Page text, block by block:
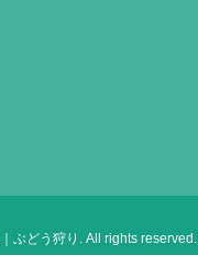
ぶどう狩り. All rights reserved.